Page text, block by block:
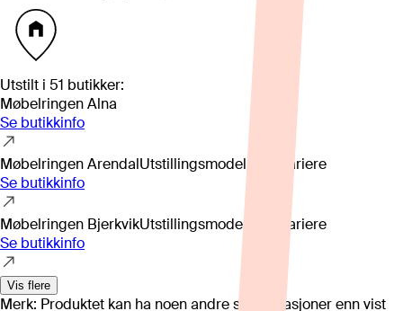
Utstilt i 51 butikker:
Møbelringen Alna
Se butikkinfo
Møbelringen ArendalUtstillingsmodell kan variere
Se butikkinfo
Møbelringen BjerkvikUtstillingsmodell kan variere
Se butikkinfo
Vis flere
Merk: Produktet kan ha noen andre spesifikasjoner enn vist